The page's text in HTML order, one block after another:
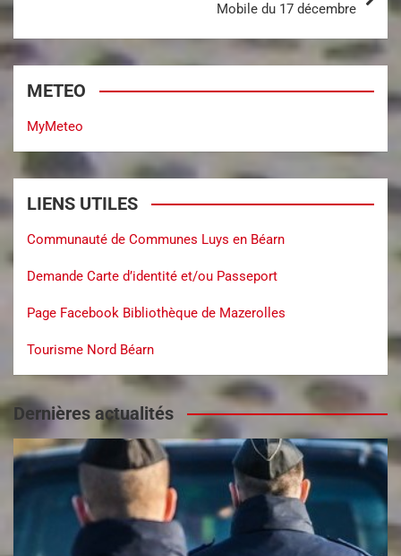
Mobile du 17 décembre
METEO
MyMeteo
LIENS UTILES
Communauté de Communes Luys en Béarn
Demande Carte d’identité et/ou Passeport
Page Facebook Bibliothèque de Mazerolles
Tourisme Nord Béarn
Dernières actualités